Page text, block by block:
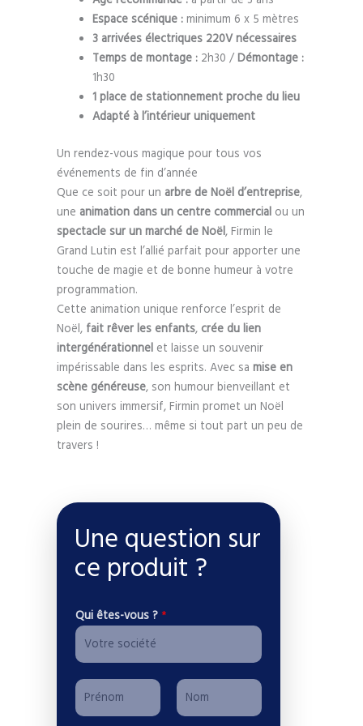
Espace scénique :minimum 6 x 5 mètres
3 arrivées électriques 220V nécessaires
Temps de montage :2h30 / Démontage :
1h30
1 place de stationnement proche du lieu
Adapté à l’intérieur uniquement
Un rendez-vous magique pour tous vos
événements de fin d’année
Que ce soit pour un arbre de Noël d’entreprise,
une animation dans un centre commercial ou un
spectacle sur un marché de Noël, Firmin le
Grand Lutin est l’allié parfait pour apporter une
touche de magie et de bonne humeur à votre
programmation.
Cette animation unique renforce l’esprit de
Noël, fait rêver les enfants, crée du lien
intergénérationnel et laisse un souvenir
impérissable dans les esprits. Avec sa mise en
scène généreuse, son humour bienveillant et
son univers immersif, Firmin promet un Noël
plein de sourires… même si tout part un peu de
travers !
Une question sur
ce produit ?
Qui êtes-vous ? *
D
n
P
r